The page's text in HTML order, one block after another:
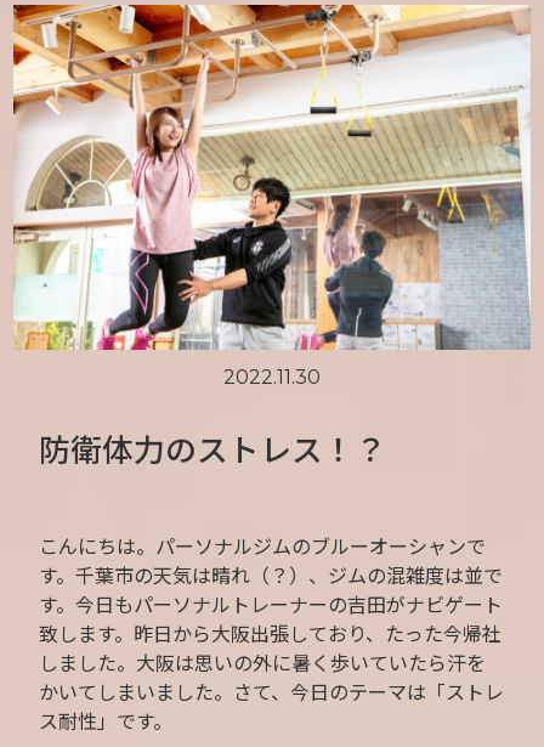
2022.11.30
防衛体力のストレス！？
こんにちは。パーソナルジムのブルーオーシャンで
す。千葉市の天気は晴れ（？）、ジムの混雑度は並で
す。今日もパーソナルトレーナーの吉田がナビゲート
致します。昨日から大阪出張しており、たった今帰社
しました。大阪は思いの外に暑く歩いていたら汗を
かいてしまいました。さて、今日のテーマは「ストレ
ス耐性」です。